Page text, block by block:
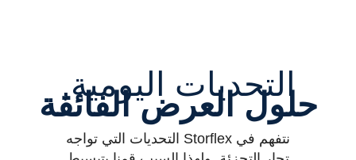
التحديات اليومية,
حلول العرض الفائقة
نتفهم في Storflex التحديات التي تواجه